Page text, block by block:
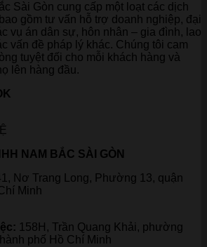
Sài Gòn cung cấp một loạt các dịch
gồm tư vấn hỗ trợ doanh nghiệp, đại
vụ án dân sự, hôn nhân – gia đình, lao
vấn đề pháp lý khác. Chúng tôi cam
tuyệt đối cho mỗi khách hàng và
lên hàng đầu.
NAM BẮC SÀI GÒN
Nơ Trang Long, Phường 13, quận
Minh
158H, Trần Quang Khải, phường
phố Hồ Chí Minh